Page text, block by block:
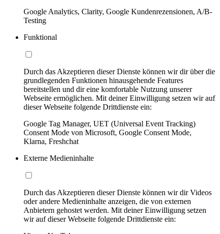
Google Analytics, Clarity, Google Kundenrezensionen, A/B-
Testing
Funktional
Durch das Akzeptieren dieser Dienste können wir dir über die
grundlegenden Funktionen hinausgehende Features
bereitstellen und dir eine komfortable Nutzung unserer
Webseite ermöglichen. Mit deiner Einwilligung setzen wir auf
dieser Webseite folgende Drittdienste ein:
Google Tag Manager, UET (Universal Event Tracking)
Consent Mode von Microsoft, Google Consent Mode,
Klarna, Freshchat
Externe Medieninhalte
Durch das Akzeptieren dieser Dienste können wir dir Videos
oder andere Medieninhalte anzeigen, die von externen
Anbietern gehostet werden. Mit deiner Einwilligung setzen
wir auf dieser Webseite folgende Drittdienste ein: